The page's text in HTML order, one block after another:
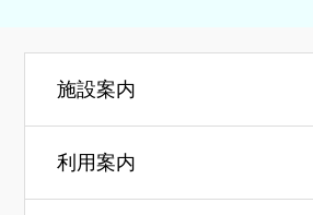
施設案内
利用案内